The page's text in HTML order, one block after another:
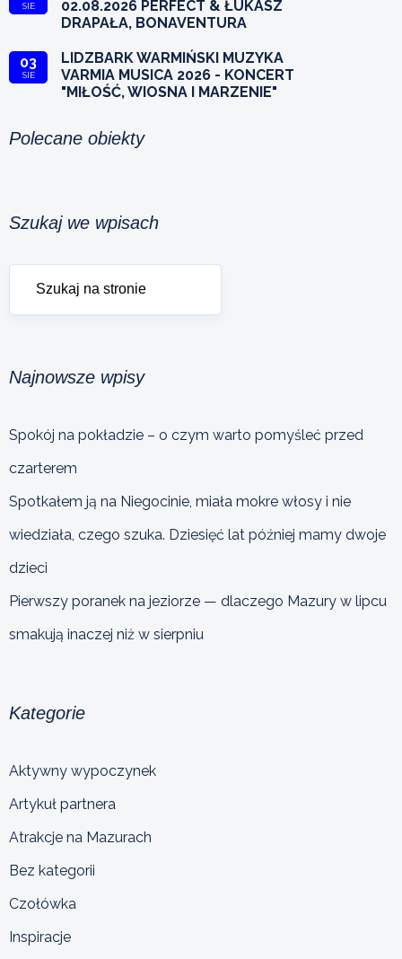
SIE
02.08.2026 PERFECT & ŁUKASZ
DRAPAŁA, BONAVENTURA
03
SIE
LIDZBARK WARMIŃSKI MUZYKA
VARMIA MUSICA 2026 - KONCERT
"MIŁOŚĆ, WIOSNA I MARZENIE"
Polecane obiekty
Szukaj we wpisach
Najnowsze wpisy
Spokój na pokładzie – o czym warto pomyśleć przed
czarterem
Spotkałem ją na Niegocinie, miała mokre włosy i nie
wiedziała, czego szuka. Dziesięć lat później mamy dwoje
dzieci
Pierwszy poranek na jeziorze — dlaczego Mazury w lipcu
smakują inaczej niż w sierpniu
Kategorie
Aktywny wypoczynek
Artykuł partnera
Atrakcje na Mazurach
Bez kategorii
Czołówka
Inspiracje